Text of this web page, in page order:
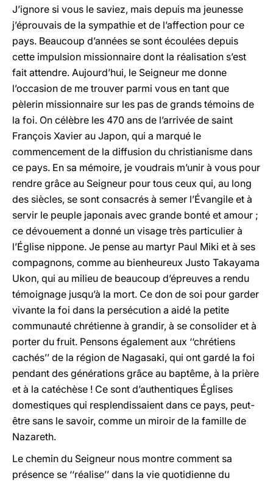
J’ignore si vous le saviez, mais depuis ma jeunesse
j’éprouvais de la sympathie et de l’affection pour ce
pays. Beaucoup d’années se sont écoulées depuis
cette impulsion missionnaire dont la réalisation s’est
fait attendre. Aujourd’hui, le Seigneur me donne
l’occasion de me trouver parmi vous en tant que
pèlerin missionnaire sur les pas de grands témoins de
la foi. On célèbre les 470 ans de l’arrivée de saint
François Xavier au Japon, qui a marqué le
commencement de la diffusion du christianisme dans
ce pays. En sa mémoire, je voudrais m’unir à vous pour
rendre grâce au Seigneur pour tous ceux qui, au long
des siècles, se sont consacrés à semer l’Évangile et à
servir le peuple japonais avec grande bonté et amour ;
ce dévouement a donné un visage très particulier à
l’Église nippone. Je pense au martyr Paul Miki et à ses
compagnons, comme au bienheureux Justo Takayama
Ukon, qui au milieu de beaucoup d’épreuves a rendu
témoignage jusqu’à la mort. Ce don de soi pour garder
vivante la foi dans la persécution a aidé la petite
communauté chrétienne à grandir, à se consolider et à
porter du fruit. Pensons également aux ‘‘chrétiens
cachés’’ de la région de Nagasaki, qui ont gardé la foi
pendant des générations grâce au baptême, à la prière
et à la catéchèse ! Ce sont d’authentiques Églises
domestiques qui resplendissaient dans ce pays, peut-
être sans le savoir, comme un miroir de la famille de
Nazareth.
Le chemin du Seigneur nous montre comment sa
présence se ‘‘réalise’’ dans la vie quotidienne du